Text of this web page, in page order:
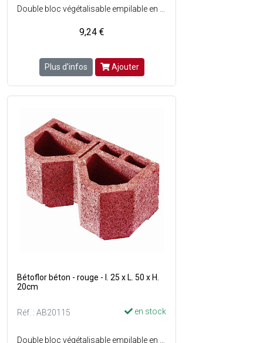
9,24 €
Plus d'infos Ajouter
Bétoflor béton - rouge - l. 25 x L. 50 x H.
20cm
Réf. : AB20115 en stock